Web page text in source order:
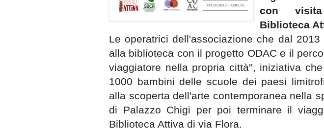
con
Biblioteca
Le operatrici dell'associazione che dal
alla biblioteca con il progetto ODAC e il
viaggiatore nella propria città'', iniziativa
1000 bambini delle scuole dei paesi
alla scoperta dell'arte contemporanea nella
di Palazzo Chigi per poi terminare il
Biblioteca Attiva di via Flora.